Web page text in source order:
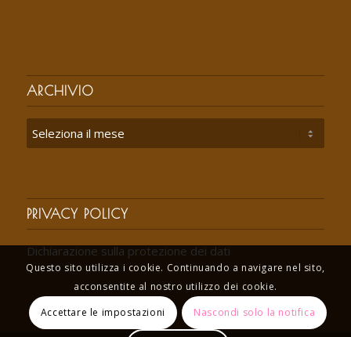
ARCHIVIO
PRIVACY POLICY
Dichiarazione sulla protezione dei dati
Questo sito utilizza i cookie. Continuando a navigare nel sito,
acconsentite al nostro utilizzo dei cookie.
Accettare le impostazioni
Nascondi solo la notifica